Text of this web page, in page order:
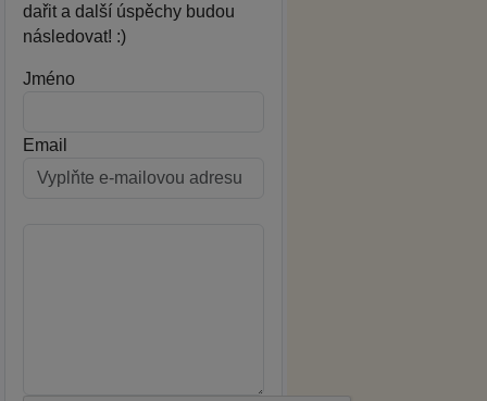
dařit a další úspěchy budou
následovat! :)
Jméno
Email